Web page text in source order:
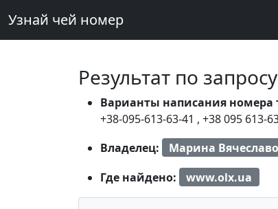
Узнай чей номер
Результат по
Варианты написания номера
+38-095-613-63-41 , +38 095 613-
Владелец:
Марина
Где найдено:
www.olx.ua